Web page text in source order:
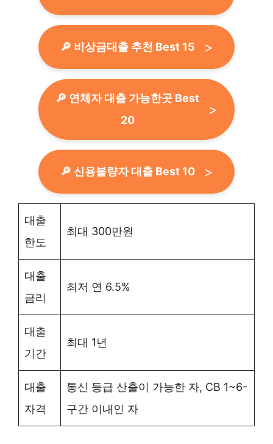
🔎 비상금대출 추천 Best 15
🔎 연체자 대출 가능한곳 Best
20
🔎 신용불량자 대출 Best 10
대출
한도
최대 300만원
대출
금리
최저 연 6.5%
대출
기간
최대 1년
대출
자격
통신 등급 산출이 가능한 자, CB 1~6-
구간 이내인 자